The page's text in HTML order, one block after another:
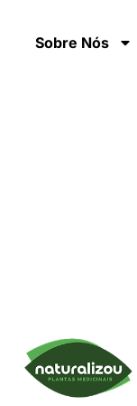
Sobre Nós